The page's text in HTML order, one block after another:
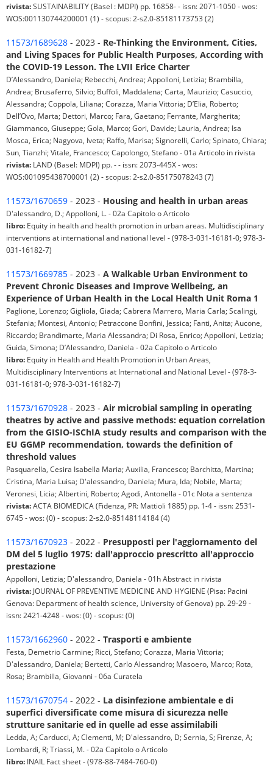
rivista:SUSTAINABILITY (Basel : MDPI) pp. 16858- - issn: 2071-1050 - wos:
WOS:001130744200001 (1) - scopus: 2-s2.0-85181173753 (2)
11573/1689628 - 2023 - Re-Thinking the Environment, Cities,
and Living Spaces for Public Health Purposes, According with
the COVID-19 Lesson. The LVII Erice Charter
D’Alessandro, Daniela; Rebecchi, Andrea; Appolloni, Letizia; Brambilla,
Andrea; Brusaferro, Silvio; Buffoli, Maddalena; Carta, Maurizio; Casuccio,
Alessandra; Coppola, Liliana; Corazza, Maria Vittoria; D’Elia, Roberto;
Dell’Ovo, Marta; Dettori, Marco; Fara, Gaetano; Ferrante, Margherita;
Giammanco, Giuseppe; Gola, Marco; Gori, Davide; Lauria, Andrea; Isa
Mosca, Erica; Nagyova, Iveta; Raffo, Marisa; Signorelli, Carlo; Spinato, Chiara;
Sun, Tianzhi; Vitale, Francesco; Capolongo, Stefano - 01a Articolo in rivista
rivista: LAND (Basel: MDPI) pp. - - issn: 2073-445X - wos:
WOS:001095438700001 (2) - scopus: 2-s2.0-85175078243 (7)
11573/1670659 - 2023 - Housing and health in urban areas
D'alessandro, D.; Appolloni, L. - 02a Capitolo o Articolo
libro: Equity in health and health promotion in urban areas. Multidisciplinary
interventions at international and national level - (978-3-031-16181-0; 978-3-
031-16182-7)
11573/1669785 - 2023 - A Walkable Urban Environment to
Prevent Chronic Diseases and Improve Wellbeing, an
Experience of Urban Health in the Local Health Unit Roma 1
Paglione, Lorenzo; Gigliola, Giada; Cabrera Marrero, Maria Carla; Scalingi,
Stefania; Montesi, Antonio; Petraccone Bonfini, Jessica; Fanti, Anita; Aucone,
Riccardo; Brandimarte, Maria Alessandra; Di Rosa, Enrico; Appolloni, Letizia;
Guida, Simona; D’Alessandro, Daniela - 02a Capitolo o Articolo
libro: Equity in Health and Health Promotion in Urban Areas,
Multidisciplinary Interventions at International and National Level - (978-3-
031-16181-0; 978-3-031-16182-7)
11573/1670928 - 2023 - Air microbial sampling in operating
theatres by active and passive methods: equation correlation
from the GISIO-ISChIA study results and comparison with the
EU GGMP recommendation, towards the definition of
threshold values
Pasquarella, Cesira Isabella Maria; Auxilia, Francesco; Barchitta, Martina;
Cristina, Maria Luisa; D'alessandro, Daniela; Mura, Ida; Nobile, Marta;
Veronesi, Licia; Albertini, Roberto; Agodi, Antonella - 01c Nota a sentenza
rivista:ACTA BIOMEDICA (Fidenza, PR: Mattioli 1885) pp. 1-4 - issn: 2531-
6745 - wos: (0) - scopus: 2-s2.0-85148114184 (4)
11573/1670923 - 2022 - Presupposti per l'aggiornamento del
DM del 5 luglio 1975: dall'approccio prescritto all'approccio
prestazione
Appolloni, Letizia; D'alessandro, Daniela - 01h Abstract in rivista
rivista: JOURNAL OF PREVENTIVE MEDICINE AND HYGIENE (Pisa: Pacini
Genova: Department of health science, University of Genova) pp. 29-29 -
issn: 2421-4248 - wos: (0) - scopus: (0)
11573/1662960 - 2022 - Trasporti e ambiente
Festa, Demetrio Carmine; Ricci, Stefano; Corazza, Maria Vittoria;
D'alessandro, Daniela; Bertetti, Carlo Alessandro; Masoero, Marco; Rota,
Rosa; Brambilla, Giovanni - 06a Curatela
11573/1670754 - 2022 - La disinfezione ambientale e di
superfici diversificate come misura di sicurezza nelle
strutture sanitarie ed in quelle ad esse assimilabili
Ledda, A; Carducci, A; Clementi, M; D'alessandro, D; Sernia, S; Firenze, A;
Lombardi, R; Triassi, M. - 02a Capitolo o Articolo
libro: INAIL Fact sheet - (978-88-7484-760-0)